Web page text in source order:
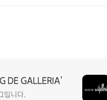
DE GALLERIA'
입니다.